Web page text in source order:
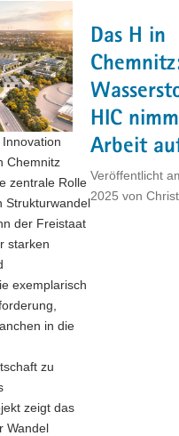
Amt
als
Staatssekretär
und
Amtschef
an"
Das H in
HIC
Arbeit
Veröffentlicht
2025 von
Chemnitz
zentrale Rolle
Strukturwandel
der Freistaat
starken
exemplarisch
in die
zu
zeigt das
Wandel